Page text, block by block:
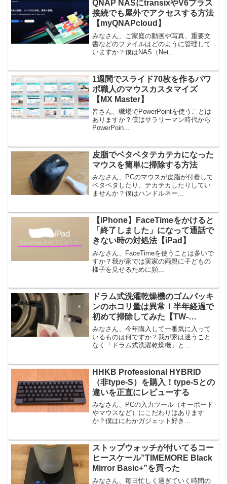
QNAP NASにtransixやV6プラス
接続でも屋外でアクセスする方法
【myQNAPcloud】
みなさん、ご家庭の動画や写真、重要文
書などのファイルはどのように管理して
いますか？僕はNAS（Net...
1週間でスライド70枚を作るパワ
ポ職人のマウスカスタマイズ
【MX Master】
皆さん、職場でPowerPointを使うことは
ありますか？僕はサラリーマン時代から
PowerPoin...
皮脂でベタベタテカテカになった
マウスを簡単に掃除する方法
みなさん、PCのマウスが皮脂が付着して
ベタベタしたり、テカテカしたりしてい
ませんか？僕はハンドルネー...
【iPhone】FaceTimeをかけると
「終了しました」になって通話で
きない時の対処法【iPad】
みなさん、FaceTimeを使うことは多いで
すか？我が家では実家の両親に子どもの
様子を見せるために頻...
ドラム式洗濯乾燥機のゴムパッキ
ンのホコリ量は異常！半年経過で
初めて掃除してみた【TW-
127XP1】
みなさん、今年購入して一番気に入って
いるものは何ですか？我が家は迷うこと
なく「ドラム式洗濯乾燥機」と...
HHKB Professional HYBRID
（非type-S）を購入！type-Sとの
違いを正直にレビューする
みなさん、PCの入力ツール（キーボード
やマウスなど）にこだわりはあります
か？僕はにわかガジェット好き...
ストップウォッチが付いてるコー
ヒースケール”TIMEMORE Black
Mirror Basic+”を買った
みなさん、毎日忙しく過ぎていく時間の